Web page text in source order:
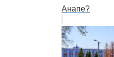
Анапе?